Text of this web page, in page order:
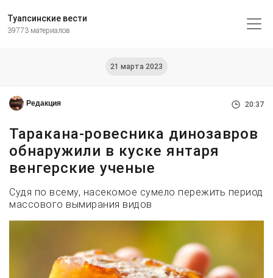
Туапсинские вести
39773 материалов
21 марта 2023
Редакция 20:37
Таракана-ровесника динозавров
обнаружили в куске янтаря
венгерские ученые
Судя по всему, насекомое сумело пережить период
массового вымирания видов